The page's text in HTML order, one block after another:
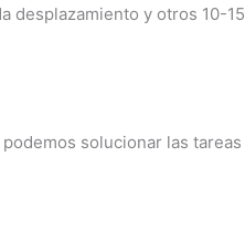
desplazamiento y otros 10-15
solucionar las tareas